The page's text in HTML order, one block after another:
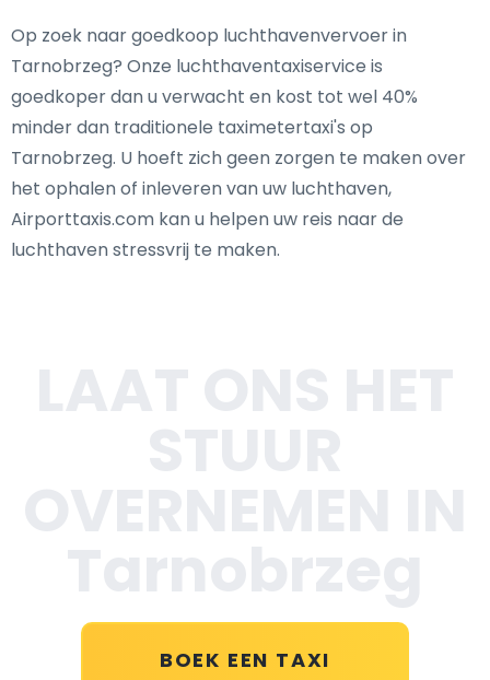
Op zoek naar goedkoop luchthavenvervoer in
Tarnobrzeg? Onze luchthaventaxiservice is
goedkoper dan u verwacht en kost tot wel 40%
minder dan traditionele taximetertaxi's op
Tarnobrzeg. U hoeft zich geen zorgen te maken over
het ophalen of inleveren van uw luchthaven,
Airporttaxis.com kan u helpen uw reis naar de
luchthaven stressvrij te maken.
BOEK EEN TAXI